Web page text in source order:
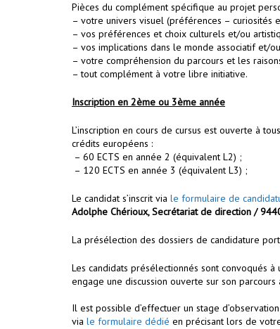
Pièces du complément spécifique au projet
– votre univers visuel (préférences – curiosités
– vos préférences et choix culturels et/ou
– vos implications dans le monde associatif et/
– votre compréhension du parcours et les
– tout complément à votre libre initiative.
Inscription en 2ème ou 3ème année
L’inscription en cours de cursus est ouverte à
crédits européens :
– 60 ECTS en année 2 (équivalent L2) ;
– 120 ECTS en année 3 (équivalent L3) ;
Le candidat s’inscrit via le formulaire de
Adolphe Chérioux, Secrétariat de direction /
La présélection des dossiers de candidature
Les candidats présélectionnés sont convoqués
engage une discussion ouverte sur son
Il est possible d’effectuer un stage
via le formulaire dédié en précisant lors de